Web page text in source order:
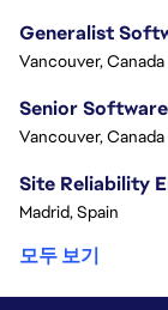
Generalist
Vancouver, Canada
Vancouver, Canada
Site Reliability
Madrid, Spain
모두 보기